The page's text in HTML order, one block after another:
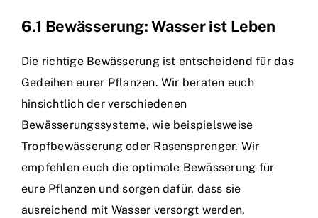
6.1 Bewässerung: Wasser ist Leben
Die richtige Bewässerung ist entscheidend für das
Gedeihen eurer Pflanzen. Wir beraten euch
hinsichtlich der verschiedenen
Bewässerungssysteme, wie beispielsweise
Tropfbewässerung oder Rasensprenger. Wir
empfehlen euch die optimale Bewässerung für
eure Pflanzen und sorgen dafür, dass sie
ausreichend mit Wasser versorgt werden.